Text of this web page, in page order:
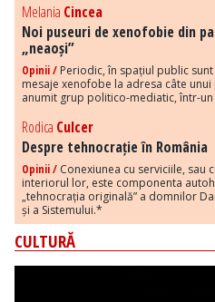
Melania Cincea
Noi puseuri de xenofobie din
„neaoși”
Opinii / Periodic, în spațiul public
mesaje xenofobe la adresa câte
anumit grup politico-mediatic, într-
Rodica Culcer
Despre tehnocrație în România
Opinii / Conexiunea cu serviciile, sau
interiorul lor, este componenta
„tehnocrația originală” a domnilor
și a Sistemului.*
CULTURĂ